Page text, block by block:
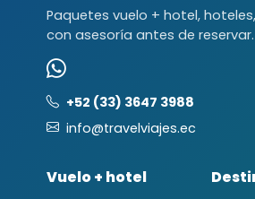
Paquetes vuelo + hotel,
con asesoría antes de reservar.
+52 (33) 3647 3988
info@travelviajes.ec
Vuelo + hotel